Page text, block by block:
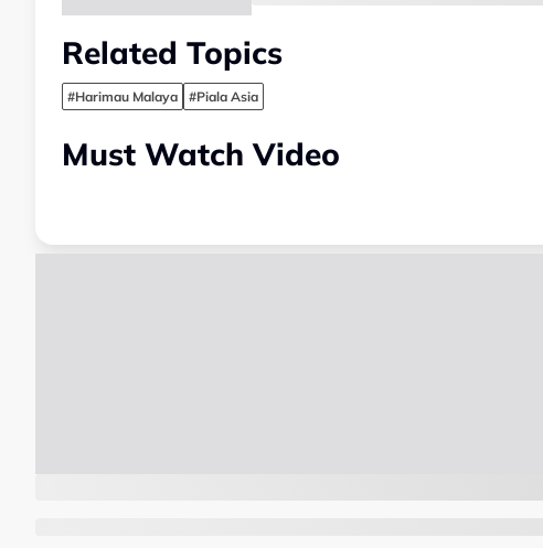
Related Topics
#Harimau Malaya #Piala Asia
Must Watch Video